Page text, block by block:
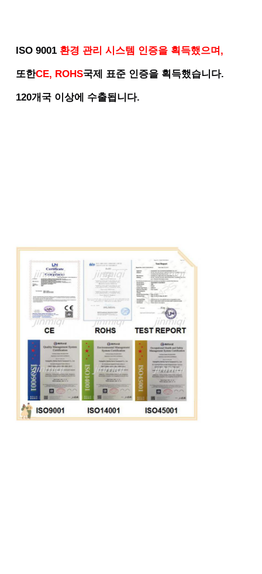
ISO 9001 환경 관리 시스템 인증을 획득했으며,
또한CE, ROHS국제 표준 인증을 획득했습니다.
120개국 이상에 수출됩니다.